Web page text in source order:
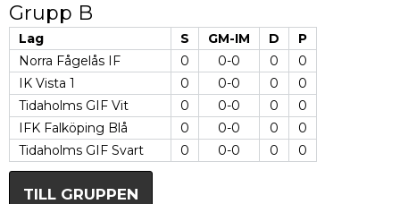
Grupp B
Lag S GM-IM D
P
Norra Fågelås IF
0 0-0 0
0
IK Vista 1
0 0-0 0
0
Tidaholms GIF Vit
0 0-0 0
0
IFK Falköping Blå
0 0-0 0
0
Tidaholms GIF Svart
0 0-0 0 0
TILL GRUPPEN